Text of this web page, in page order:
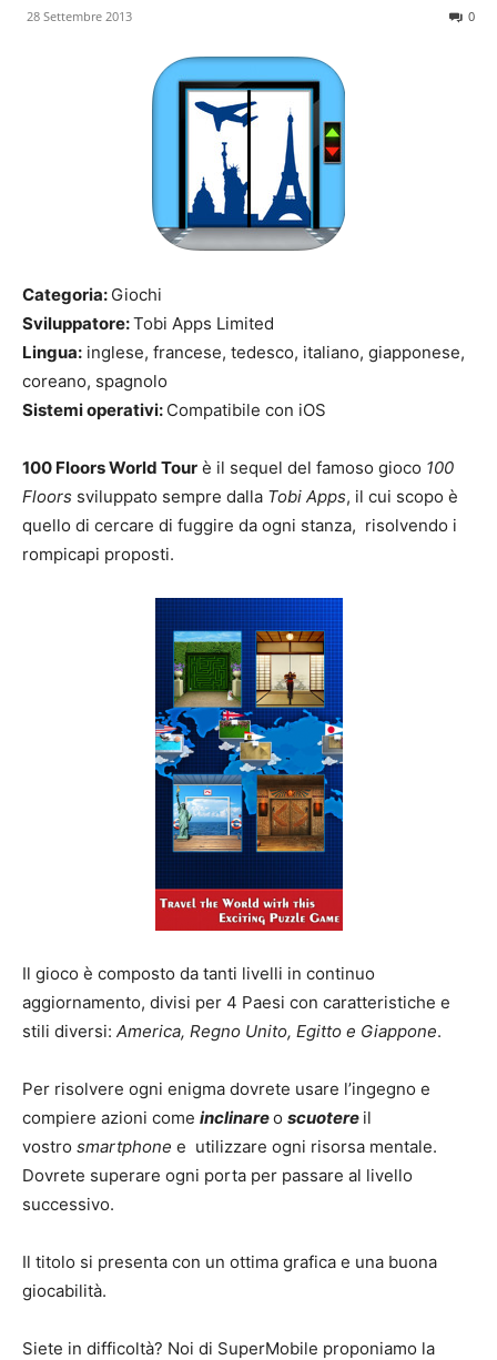
28 Settembre 2013 0
Categoria: Giochi
Sviluppatore:Tobi Apps Limited
Lingua: inglese, francese, tedesco, italiano, giapponese,
coreano, spagnolo
Sistemi operativi: Compatibile con iOS
100 Floors World Tour è il sequel del famoso gioco 100
Floors sviluppato sempre dalla Tobi Apps, il cui scopo è
quello di cercare di fuggire da ogni stanza, risolvendo i
rompicapi proposti.
Il gioco è composto da tanti livelli in continuo
aggiornamento, divisi per 4 Paesi con caratteristiche e
stili diversi: America, Regno Unito, Egitto e Giappone.
Per risolvere ogni enigma dovrete usare l’ingegno e
compiere azioni come inclinareo scuotere il
vostro smartphone e utilizzare ogni risorsa mentale.
Dovrete superare ogni porta per passare al livello
successivo.
Il titolo si presenta con un ottima grafica e una buona
giocabilità.
Siete in difficoltà? Noi di SuperMobile proponiamo la